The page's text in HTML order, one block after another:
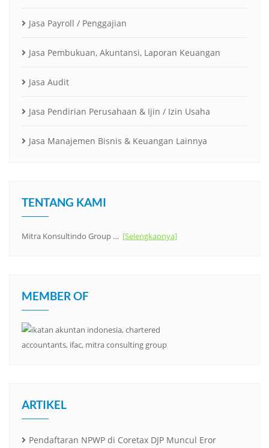
Jasa Payroll / Penggajian
Jasa Pembukuan, Akuntansi, Laporan Keuangan
Jasa Audit
Jasa Pendirian Perusahaan & Ijin / Izin Usaha
Jasa Manajemen Bisnis & Keuangan Lainnya
TENTANG KAMI
Mitra Konsultindo Group … [Selengkapnya]
MEMBER OF
ARTIKEL
Pendaftaran NPWP di Coretax DJP Muncul Eror